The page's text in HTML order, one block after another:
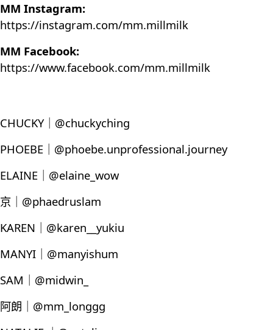
MM Instagram:
https://instagram.com/mm.millmilk
MM Facebook:
https://www.facebook.com/mm.millmilk
CHUCKY｜@chuckyching
PHOEBE｜@phoebe.unprofessional.journey
ELAINE｜@elaine_wow
京｜@phaedruslam
KAREN｜@karen__yukiu
MANYI｜@manyishum
SAM｜@midwin_
阿朗｜@mm_longgg